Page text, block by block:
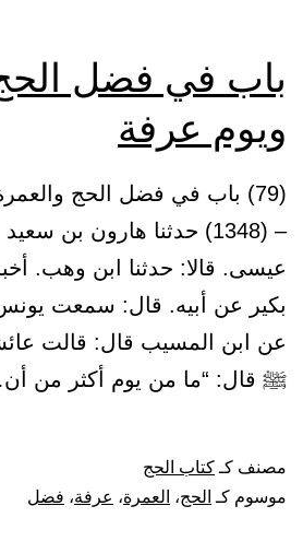
باب في فضل
ويوم عرفة
– (1348) حدثنا هارون بن
عيسى. قالا: حدثنا ابن وهب.
بكير عن أبيه. قال: سمعت
عن ابن المسيب قال: قالت
ﷺ قال: “ما من يوم أكثر من
مصنف كـكتاب الحج
موسوم كـ الحج، العمرة، عرفة، فضل